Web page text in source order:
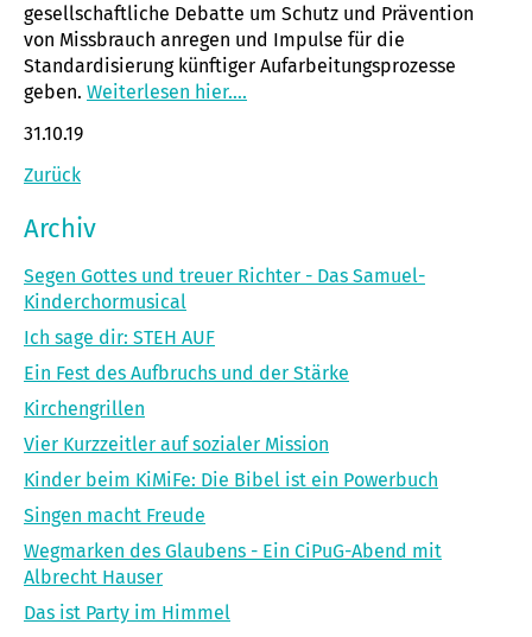
gesellschaftliche Debatte um Schutz und Prävention
von Missbrauch anregen und Impulse für die
Standardisierung künftiger Aufarbeitungsprozesse
geben. Weiterlesen hier….
31.10.19
Zurück
Archiv
Segen Gottes und treuer Richter - Das Samuel-
Kinderchormusical
Ich sage dir: STEH AUF
Ein Fest des Aufbruchs und der Stärke
Kirchengrillen
Vier Kurzzeitler auf sozialer Mission
Kinder beim KiMiFe: Die Bibel ist ein Powerbuch
Singen macht Freude
Wegmarken des Glaubens - Ein CiPuG-Abend mit
Albrecht Hauser
Das ist Party im Himmel